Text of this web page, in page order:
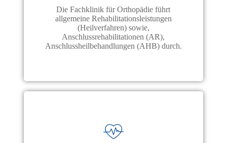
Die Fachklinik für Orthopädie führt
allgemeine Rehabilitationsleistungen
(Heilverfahren) sowie,
Anschlussrehabilitationen (AR),
Anschlussheilbehandlungen (AHB) durch.